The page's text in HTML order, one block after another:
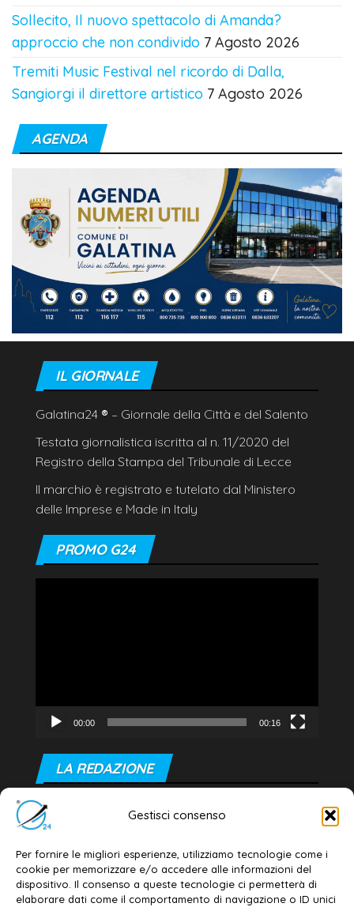
Gestisci consenso
Per fornire le migliori esperienze, utilizziamo tecnologie come i
cookie per memorizzare e/o accedere alle informazioni del
dispositivo. Il consenso a queste tecnologie ci permetterà di
elaborare dati come il comportamento di navigazione o ID unici
Sollecito, Il nuovo spettacolo di Amanda?
approccio che non condivido 7 Agosto 2026
Tremiti Music Festival nel ricordo di Dalla,
Sangiorgi il direttore artistico 7 Agosto 2026
AGENDA
IL GIORNALE
Galatina24 ® – Giornale della Città e del Salento
Testata giornalistica iscritta al n. 11/2020 del
Registro della Stampa del Tribunale di Lecce
Il marchio è registrato e tutelato dal Ministero
delle Imprese e Made in Italy
PROMO G24
00:00 00:16
LA REDAZIONE
Editore e direttore responsabile:
Dott. Daniele G. Masciullo
Email: redazione@galatina24.it
Contatti –Disclaimer